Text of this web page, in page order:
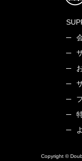
Copyright ©